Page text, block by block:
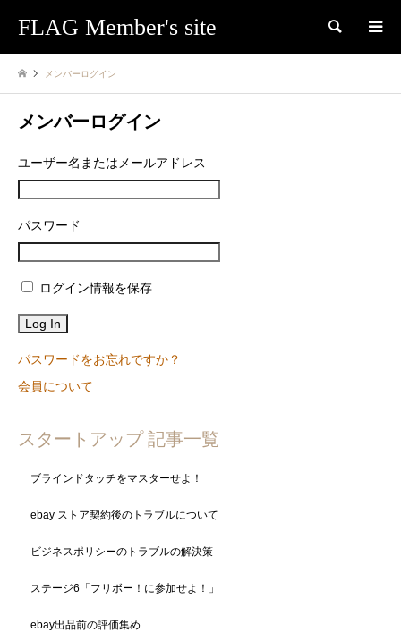
FLAG Member's site 検索
メンバーログイン
メンバーログイン
ユーザー名またはメールアドレス
パスワード
ログイン情報を保存
パスワードをお忘れですか？
会員について
スタートアップ 記事一覧
ブラインドタッチをマスターせよ！
ebay ストア契約後のトラブルについて
ビジネスポリシーのトラブルの解決策
ステージ6「フリボー！に参加せよ！」
ebay出品前の評価集め